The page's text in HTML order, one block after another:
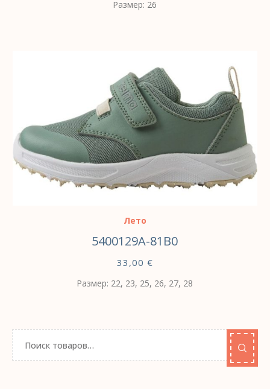
Размер: 26
ВЫБЕРИТЕ ПАРАМЕТРЫ
Лето
5400129A-81B0
33,00 €
Размер: 22, 23, 25, 26, 27, 28